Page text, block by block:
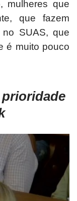
mulheres que
que fazem
no SUAS, que
é muito pouco